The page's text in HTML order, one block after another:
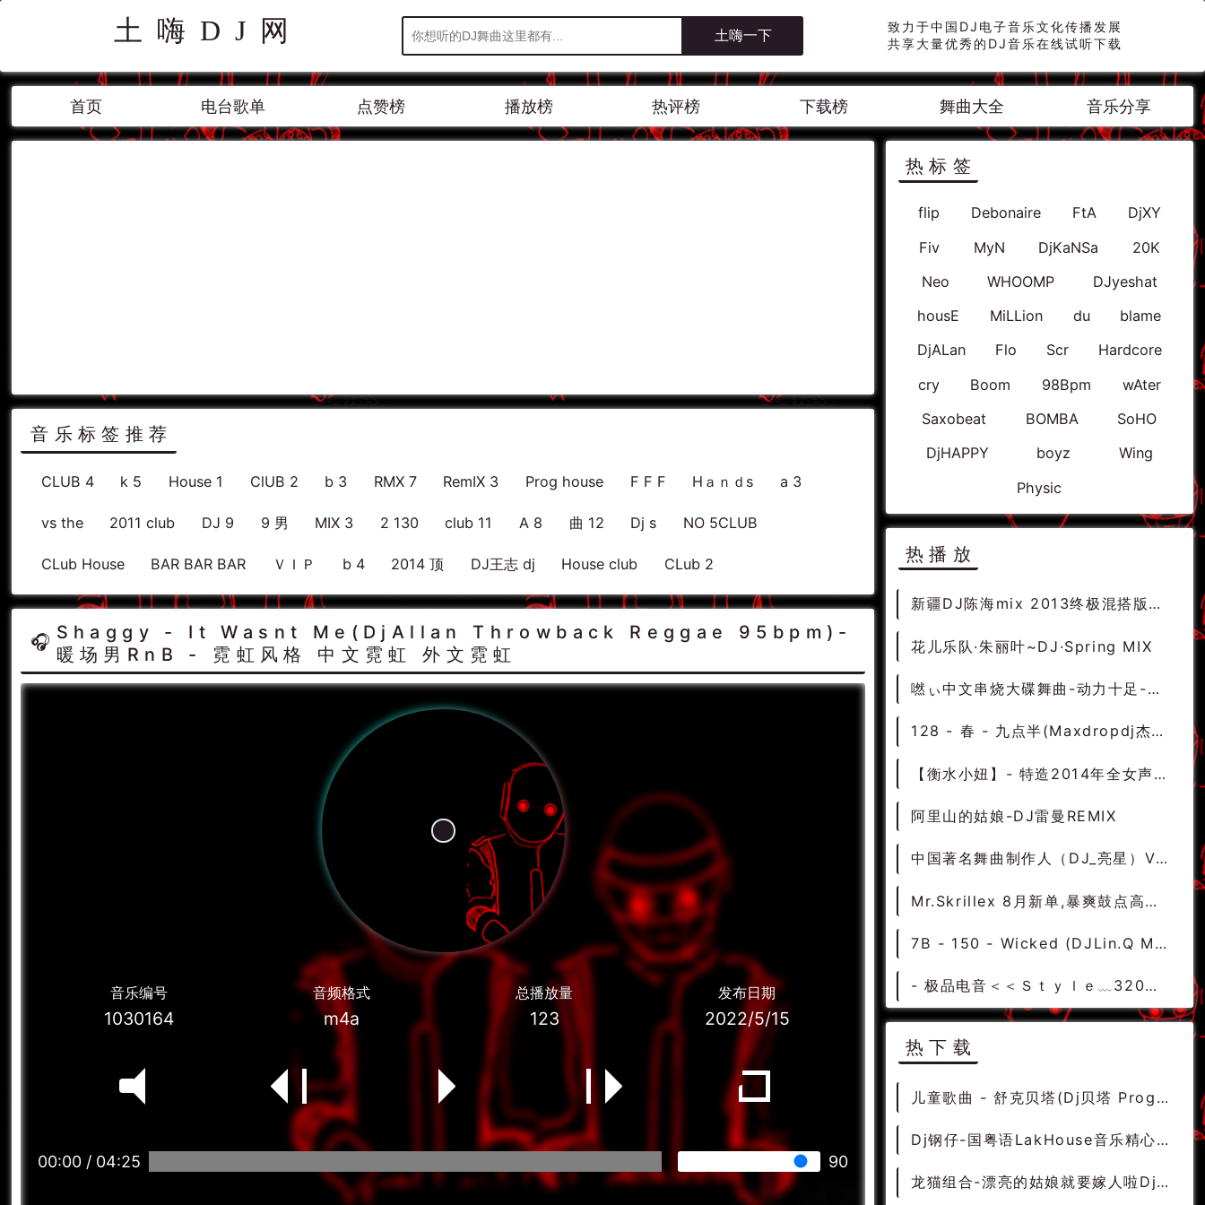
土嗨DJ网
致力于中国DJ电子音乐文化传播发展
共享大量优秀的DJ音乐在线试听下载
首页 电台歌单 点赞榜 播放榜 热评榜 下载榜 舞曲大全 音乐分享
音乐标签推荐
CLUB 4 k 5 House 1 ClUB 2 b 3 RMX 7 RemIX 3 Prog house F F F Hａｎｄs a 3
vs the 2011 club DJ 9 9 男 MIX 3 2 130 club 11 A 8 曲 12 Dj s NO 5CLUB
CLub House BAR BAR BAR ＶＩＰ b 4 2014 顶 DJ王志 dj House club CLub 2
Shaggy - It Wasnt Me(DjAllan Throwback Reggae 95bpm)-
暖场男RnB - 霓虹风格 中文霓虹 外文霓虹
音乐编号
1030164
音频格式
m4a
总播放量
123
发布日期
2022/5/15
00:00 / 04:25 90
热标签
flip Debonaire FtA
DjXY
Fiv
MyN DjKaNSa
20K
Neo
WHOOMP
DJyeshat
housE
MiLLion du
blame
DjALan
Flo Scr
Hardcore
cry
Boom 98Bpm
wAter
Saxobeat
BOMBA
SoHO
DjHAPPY
boyz
Wing
Physic
热播放
新疆DJ陈海mix 2013终极混搭版私货嗨曲夜店震绝对撼跳舞专辑独家放送
花儿乐队·朱丽叶~DJ·Spring MIX
嘫ぃ中文串烧大碟舞曲-动力十足-火力全开
128 - 春 - 九点半(Maxdropdj杰仔 ProgHouse Mix) 10A - 中文舞曲、Prog House
【衡水小妞】- 特造2014年全女声独响首张慢摇车伴CD)
阿里山的姑娘-DJ雷曼REMIX
中国著名舞曲制作人（DJ_亮星）VS 华语群星88风格精品集（授权发布MIX）
Mr.Skrillex 8月新单,暴爽鼓点高潮电音带动全场
7B - 150 - Wicked (DJLin.Q Mashup)2020酒吧 [无空拍修改]
- 极品电音＜＜Ｓｔｙｌｅ﹏320音质 档次Dubstep 天海 Zi Zis Journey＞＞
热下载
儿童歌曲 - 舒克贝塔(Dj贝塔 ProgHouse Rmx 2024) - 中文Remix 中文CLUB 华语Remix
Dj钢仔-国粤语LakHouse音乐精心制作2024偷心vs饿狼传说DJ串烧 - 慢摇串烧 超劲爆慢摇舞曲 慢嗨DJ串烧
龙猫组合-漂亮的姑娘就要嫁人啦Dj崔龙